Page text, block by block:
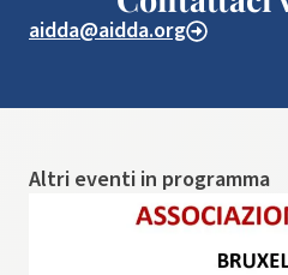
aidda@aidda.org
Altri eventi in programma